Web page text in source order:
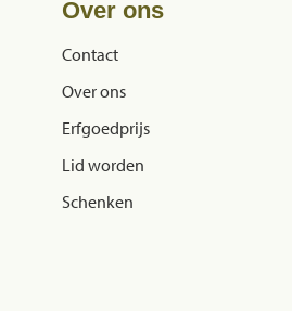
Over ons
Contact
Over ons
Erfgoedprijs
Lid worden
Schenken